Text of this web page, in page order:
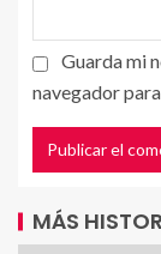
Guarda mi
navegador
MÁS